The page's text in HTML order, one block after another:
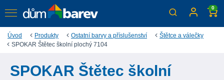
0
Úvod Produkty Ostatní barvy a příslušenství
Štětce a válečky
SPOKAR Štětec školní plochý 7104
SPOKAR Štětec školní